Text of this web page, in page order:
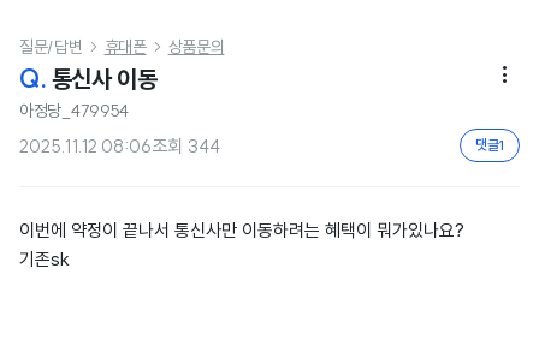
질문/답변  휴대폰  상품문의
Q. 통신사 이동 
아정당_479954
2025.11.12 08:06조회 344 댓글1
이번에 약정이 끝나서 통신사만 이동하려는 혜택이 뭐가있나요?
기존sk